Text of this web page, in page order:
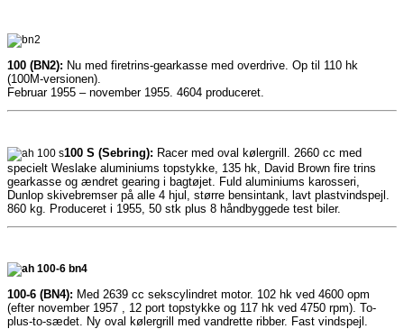
100 (BN2): Nu med firetrins-gearkasse med overdrive. Op til 110 hk
(100M-versionen).
Februar 1955 – november 1955. 4604 produceret.
100 S (Sebring): Racer med oval kølergrill. 2660 cc med
specielt Weslake aluminiums topstykke, 135 hk, David Brown fire trins
gearkasse og ændret gearing i bagtøjet. Fuld aluminiums karosseri,
Dunlop skivebremser på alle 4 hjul, større bensintank, lavt plastvindspejl.
860 kg. Produceret i 1955, 50 stk plus 8 håndbyggede test biler.
100-6 (BN4): Med 2639 cc sekscylindret motor. 102 hk ved 4600 opm
(efter november 1957 , 12 port topstykke og 117 hk ved 4750 rpm). To-
plus-to-sædet. Ny oval kølergrill med vandrette ribber. Fast vindspejl.